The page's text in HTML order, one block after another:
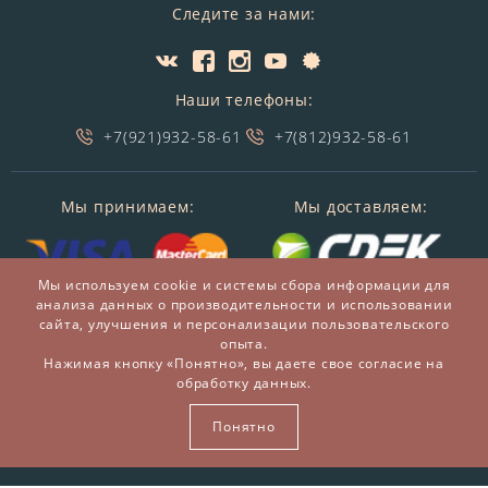
Следите за нами:
Наши телефоны:
+7(921)932-58-61
+7(812)932-58-61
Мы принимаем: Мы доставляем:
© 2014-2026 БронзаМания -Интернет-магазин
подарков и сувениров из бронзы
ВСЕ ПРАВА ЗАЩИЩЕНЫ BRONZAMANIA.RU®
Мы используем cookie и системы сбора информации для
анализа данных о производительности и использовании
сайта, улучшения и персонализации пользовательского
опыта.
Нажимая кнопку «Понятно», вы даете свое согласие на
обработку данных.
Понятно